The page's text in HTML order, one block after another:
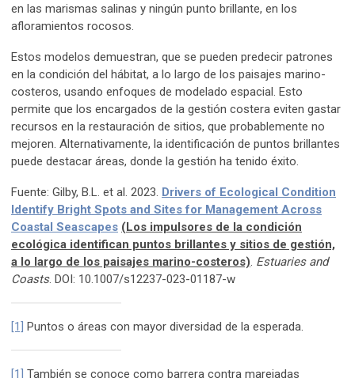
en las marismas salinas y ningún punto brillante, en los
afloramientos rocosos.
Estos modelos demuestran, que se pueden predecir patrones
en la condición del hábitat, a lo largo de los paisajes marino-
costeros, usando enfoques de modelado espacial. Esto
permite que los encargados de la gestión costera eviten gastar
recursos en la restauración de sitios, que probablemente no
mejoren. Alternativamente, la identificación de puntos brillantes
puede destacar áreas, donde la gestión ha tenido éxito.
Fuente: Gilby, B.L. et al. 2023. Drivers of Ecological Condition
Identify Bright Spots and Sites for Management Across
Coastal Seascapes (Los impulsores de la condición
ecológica identifican puntos brillantes y sitios de gestión,
a lo largo de los paisajes marino-costeros). Estuaries and
Coasts. DOI: 10.1007/s12237-023-01187-w
[1] Puntos o áreas con mayor diversidad de la esperada.
[1]
También se conoce como barrera contra marejadas